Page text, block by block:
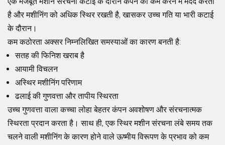
है और मशीनिंग को अधिक स्थिर रखती है, खासकर उच्च गति या भारी कटाई
के दौरान।
कम कठोरता अक्सर निम्नलिखित समस्याओं का कारण बनती है:
सतह की फिनिश खराब है
आयामी विचलन
अस्थिर मशीनिंग परिणाम
ढलाई की गुणवत्ता और तापीय स्थिरता
उच्च गुणवत्ता वाला कच्चा लोहा बेहतर कंपन अवशोषण और संरचनात्मक
स्थिरता प्रदान करता है। साथ ही, एक स्थिर मशीन संरचना लंबे समय तक
चलने वाली मशीनिंग के कारण होने वाले ऊष्मीय विरूपण के प्रभाव को कम